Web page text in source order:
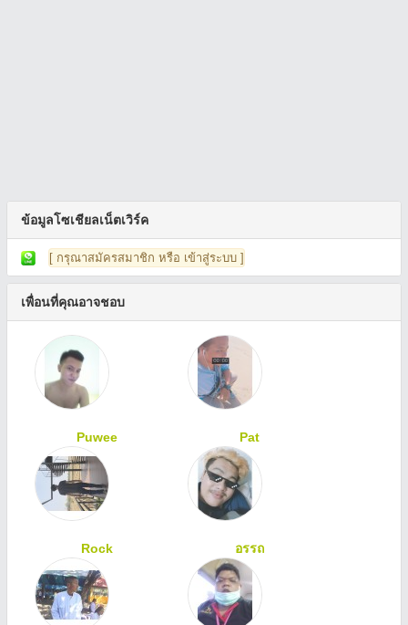
ข้อมูลโซเชียลเน็ตเวิร์ค
[ กรุณาสมัครสมาชิก หรือ เข้าสู่ระบบ ]
เพื่อนที่คุณอาจชอบ
Puwee Pat
Rock อรรถ